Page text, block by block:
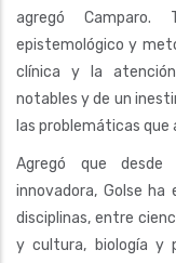
agregó
epistemológico y
clínica y la
notables y de un
las problemáticas
Agregó que desde
innovadora, Golse
disciplinas, entre
y cultura, biología y